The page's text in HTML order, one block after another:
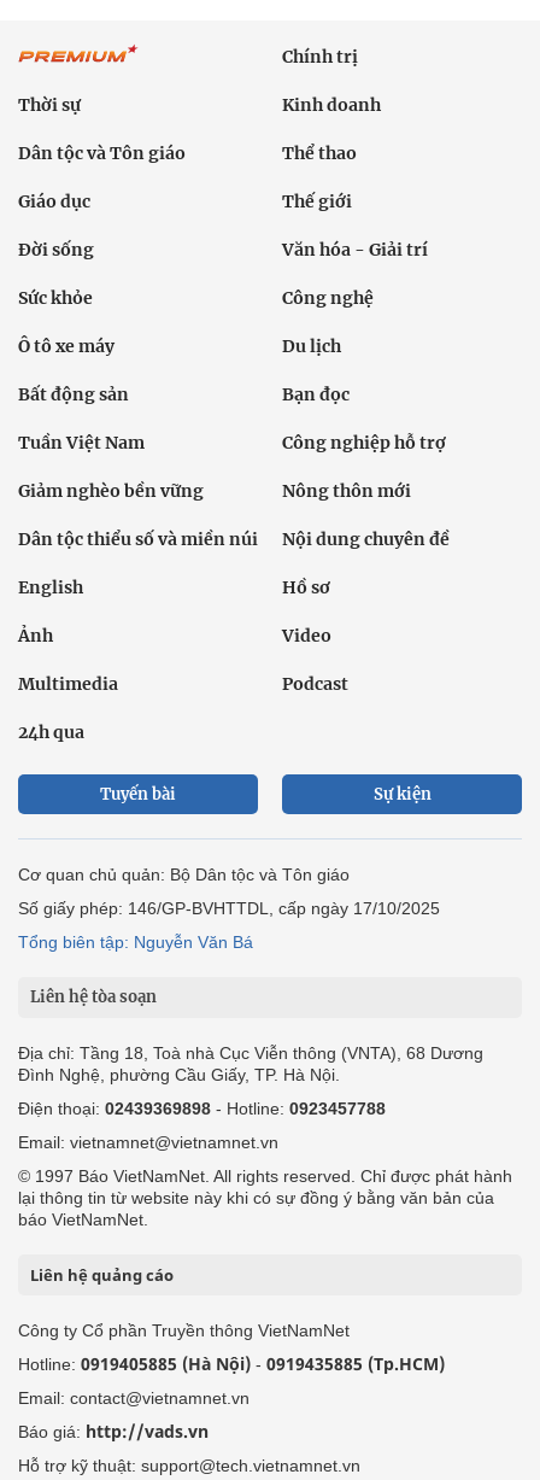
Chính trị
Thời sự Kinh doanh
Dân tộc và Tôn giáo Thể thao
Giáo dục Thế giới
Đời sống Văn hóa - Giải trí
Sức khỏe Công nghệ
Ô tô xe máy Du lịch
Bất động sản Bạn đọc
Tuần Việt Nam Công nghiệp hỗ trợ
Giảm nghèo bền vững Nông thôn mới
Dân tộc thiểu số và miền núi Nội dung chuyên đề
English Hồ sơ
Ảnh Video
Multimedia Podcast
24h qua
Tuyến bài Sự kiện
Cơ quan chủ quản: Bộ Dân tộc và Tôn giáo
Số giấy phép: 146/GP-BVHTTDL, cấp ngày 17/10/2025
Tổng biên tập: Nguyễn Văn Bá
Liên hệ tòa soạn
Địa chỉ: Tầng 18, Toà nhà Cục Viễn thông (VNTA), 68 Dương
Đình Nghệ, phường Cầu Giấy, TP. Hà Nội.
Điện thoại: 02439369898 - Hotline: 0923457788
Email: vietnamnet@vietnamnet.vn
© 1997 Báo VietNamNet. All rights reserved. Chỉ được phát hành
lại thông tin từ website này khi có sự đồng ý bằng văn bản của
báo VietNamNet.
Liên hệ quảng cáo
Công ty Cổ phần Truyền thông VietNamNet
Hotline: 0919405885 (Hà Nội) - 0919435885 (Tp.HCM)
Email: contact@vietnamnet.vn
Báo giá: http://vads.vn
Hỗ trợ kỹ thuật: support@tech.vietnamnet.vn